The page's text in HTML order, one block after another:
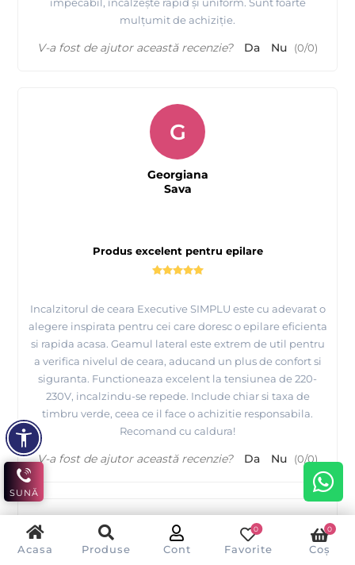
Acasa Produse Cont Favorite
0
Coș
0
impecabil, încălzește rapid și uniform. Sunt foarte
mulțumit de achiziție.
V-a fost de ajutor această recenzie? Da Nu (0/0)
Produs excelent pentru epilare
Incalzitorul de ceara Executive SIMPLU este cu adevarat o
alegere inspirata pentru cei care doresc o epilare eficienta
si rapida acasa. Geamul lateral este extrem de util pentru
a verifica nivelul de ceara, aducand un plus de confort si
siguranta. Functioneaza excelent la tensiunea de 220-
230V, incalzindu-se repede. Include chiar si taxa de
timbru verde, ceea ce il face o achizitie responsabila.
Recomand cu caldura!
G
Georgiana
Sava
V-a fost de ajutor această recenzie? Da Nu (0/0)
I
SUNĂ